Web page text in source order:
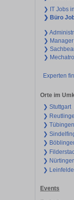
❯ IT Jobs
❯ Büro
❯
❯
❯
❯
Experten
Orte im
❯ Stuttgart
❯
❯ Tübingen
❯
❯
❯
❯
❯
Events